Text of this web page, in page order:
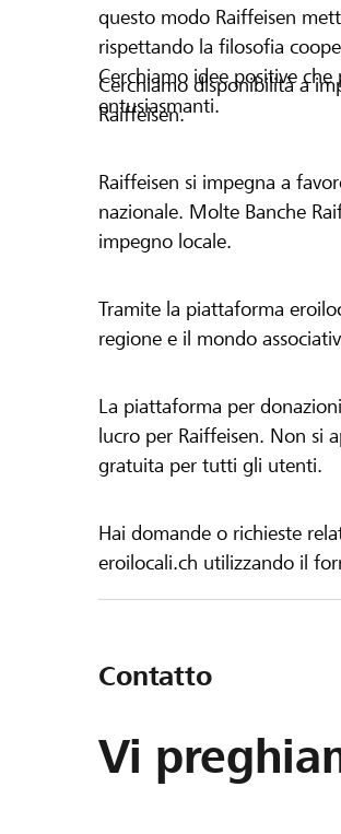
questo modo Raiffeisen
rispettando la filosofia
Cerchiamo idee positive
entusiasmanti.
Cerchiamo disponibilità a
Raiffeisen.
Raiffeisen si impegna a
nazionale. Molte Banche
impegno locale.
Tramite la piattaforma
regione e il mondo
La piattaforma per
lucro per Raiffeisen. Non si
gratuita per tutti gli utenti.
Hai domande o richieste
eroilocali.ch utilizzando il
Contatto
Vi